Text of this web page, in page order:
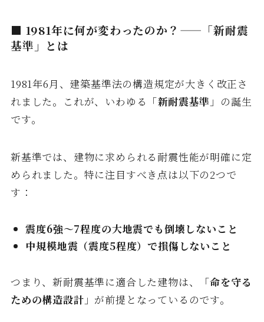
■ 1981年に何が変わったのか？——「新耐震
基準」とは
1981年6月、建築基準法の構造規定が大きく改正さ
れました。これが、いわゆる「新耐震基準 」の誕生
です。
新基準では、建物に求められる耐震性能が明確に定
められました。特に注目すべき点は以下の2つで
す：
震度6強〜7程度の大地震でも倒壊しないこと
中規模地震（震度5程度）で損傷しないこと
つまり、新耐震基準に適合した建物は、「命を守る
ための構造設計 」が前提となっているのです。